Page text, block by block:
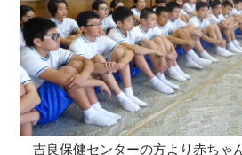
吉良保健センターの方より赤ちゃ